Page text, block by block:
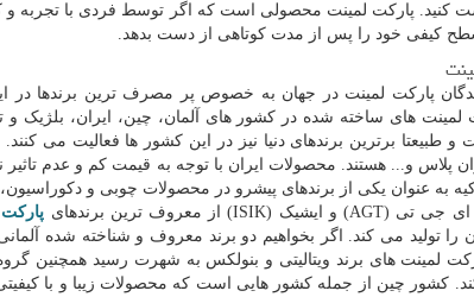
کنید. پارکت لمینت محصولی است که اگر توسط فردی با تجربه
کیفی خود را پس از مدت کوتاهی از دست بدهد.
پارکت لمینت در جهان به خصوص پر مصرف ترین برندها در
های ساخته شده در کشور های آلمان، چین، ایران، بلژیک و
و طبیعتا برترین برندهای دنیا نیز در این کشور ها فعالیت می
دکور فلور، زد4، امیران پلاس و... هستند. محصولات ایران با توجه به قیمت کم و
به عنوان یکی از برندهای پیشرو در محصولات چوبی و
ای جی تی (AGT) و ایشیک (ISIK) از معروف ترین برندهای
تولید می کند. اگر بخواهیم دو برند معروف و شناخته شده آلمانی
لمینت های برند ویتالیتی و بنولکس به شهرت رسید همچنین
کشور چین از جمله کشور هایی است که محصولات زیبا و با